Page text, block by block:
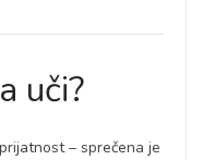
uči?
– sprečena je